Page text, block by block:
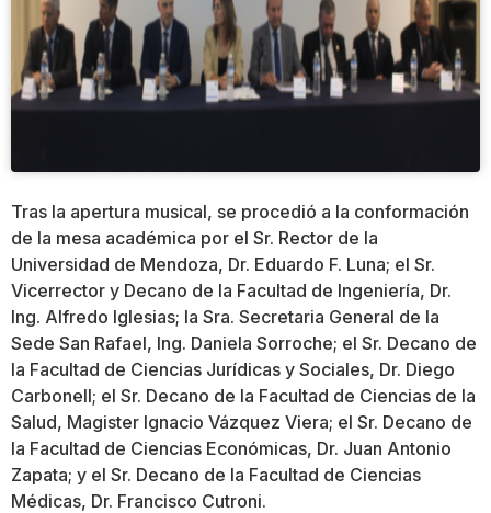
Tras la apertura musical, se procedió a la conformación
de la mesa académica por el Sr. Rector de la
Universidad de Mendoza, Dr. Eduardo F. Luna; el Sr.
Vicerrector y Decano de la Facultad de Ingeniería, Dr.
Ing. Alfredo Iglesias; la Sra. Secretaria General de la
Sede San Rafael, Ing. Daniela Sorroche; el Sr. Decano de
la Facultad de Ciencias Jurídicas y Sociales, Dr. Diego
Carbonell; el Sr. Decano de la Facultad de Ciencias de la
Salud, Magister Ignacio Vázquez Viera; el Sr. Decano de
la Facultad de Ciencias Económicas, Dr. Juan Antonio
Zapata; y el Sr. Decano de la Facultad de Ciencias
Médicas, Dr. Francisco Cutroni.